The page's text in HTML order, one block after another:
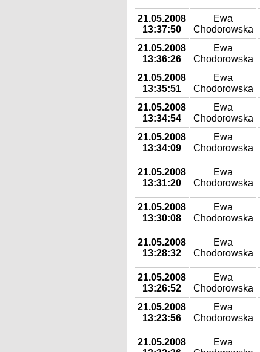
21.05.2008
13:37:50
Ewa
Chodorowska
21.05.2008
13:36:26
Ewa
Chodorowska
21.05.2008
13:35:51
Ewa
Chodorowska
21.05.2008
13:34:54
Ewa
Chodorowska
21.05.2008
13:34:09
Ewa
Chodorowska
21.05.2008
13:31:20
Ewa
Chodorowska
21.05.2008
13:30:08
Ewa
Chodorowska
21.05.2008
13:28:32
Ewa
Chodorowska
21.05.2008
13:26:52
Ewa
Chodorowska
21.05.2008
13:23:56
Ewa
Chodorowska
21.05.2008
Ewa